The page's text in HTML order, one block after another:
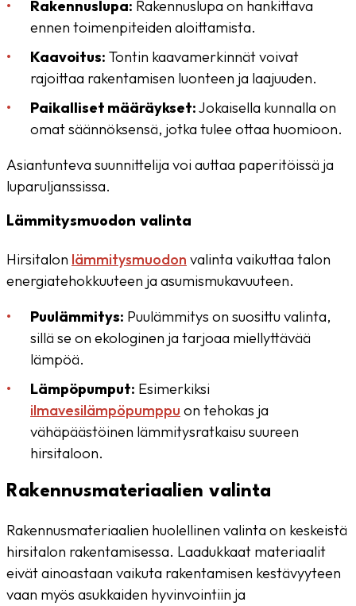
Rakennuslupa: Rakennuslupa on hankittava
ennen toimenpiteiden aloittamista.
Kaavoitus: Tontin kaavamerkinnät voivat
rajoittaa rakentamisen luonteen ja laajuuden.
Paikalliset määräykset:Jokaisella kunnalla on
omat säännöksensä, jotka tulee ottaa huomioon.
Asiantunteva suunnittelija voi auttaa paperitöissä ja
luparuljanssissa.
Lämmitysmuodon valinta
Hirsitalon lämmitysmuodon valinta vaikuttaa talon
energiatehokkuuteen ja asumismukavuuteen.
Puulämmitys: Puulämmitys on suosittu valinta,
sillä se on ekologinen ja tarjoaa miellyttävää
lämpöä.
Lämpöpumput: Esimerkiksi
ilmavesilämpöpumppu on tehokas ja
vähäpäästöinen lämmitysratkaisu suureen
hirsitaloon.
Rakennusmateriaalien valinta
Rakennusmateriaalien huolellinen valinta on keskeistä
hirsitalon rakentamisessa. Laadukkaat materiaalit
eivät ainoastaan vaikuta rakentamisen kestävyyteen
vaan myös asukkaiden hyvinvointiin ja